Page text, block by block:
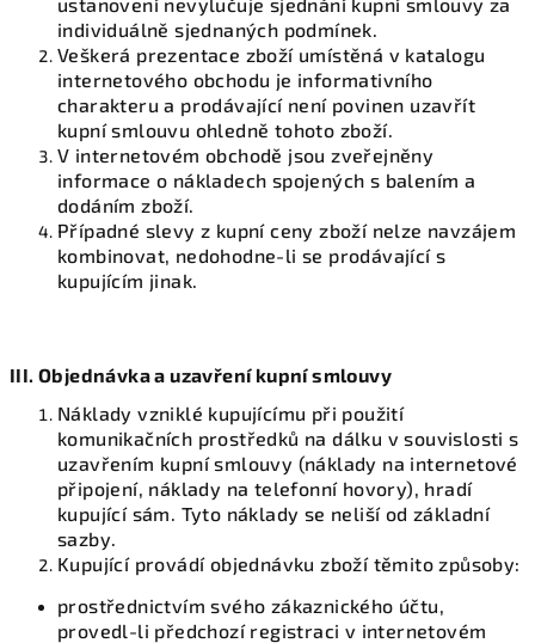
individuálně sjednaných podmínek.
Veškerá prezentace zboží umístěná v katalogu
internetového obchodu je informativního
charakteru a prodávající není povinen uzavřít
kupní smlouvu ohledně tohoto zboží.
V internetovém obchodě jsou zveřejněny
informace o nákladech spojených s balením a
dodáním zboží.
Případné slevy z kupní ceny zboží nelze navzájem
kombinovat, nedohodne-li se prodávající s
kupujícím jinak.
III. Objednávka a uzavření kupní smlouvy
Náklady vzniklé kupujícímu při použití
komunikačních prostředků na dálku v souvislosti s
uzavřením kupní smlouvy (náklady na internetové
připojení, náklady na telefonní hovory), hradí
kupující sám. Tyto náklady se neliší od základní
sazby.
Kupující provádí objednávku zboží těmito způsoby:
prostřednictvím svého zákaznického účtu,
provedl-li předchozí registraci v internetovém